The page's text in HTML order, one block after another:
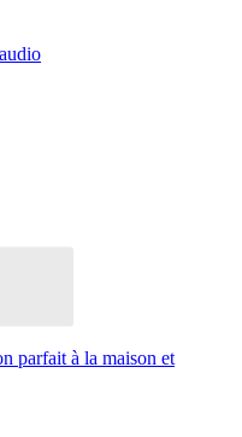
parfait à la maison et